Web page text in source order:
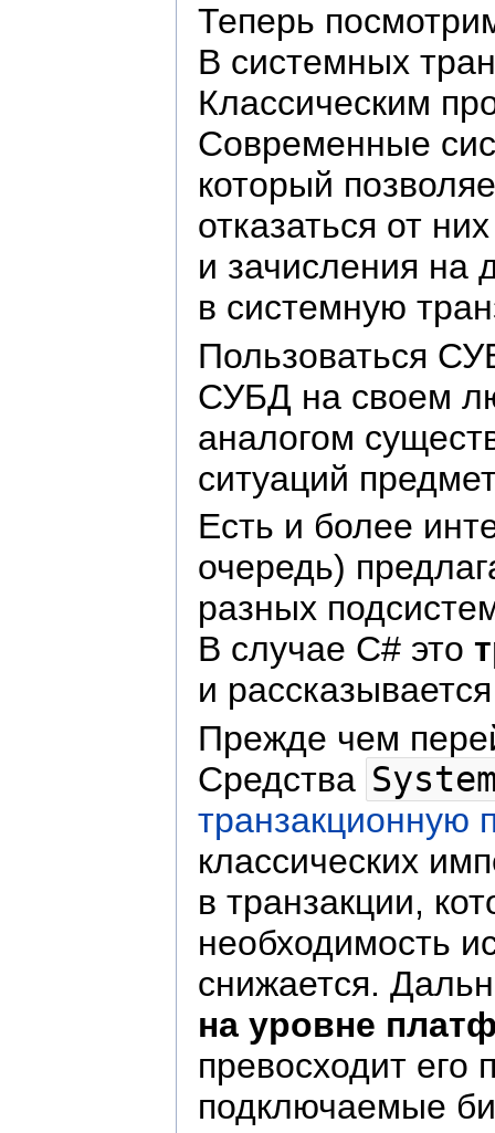
Теперь
В системных
Классическим
Современные
который
отказаться от
и зачисления на
в системную
Пользоваться
СУБД на своем
аналогом
ситуаций
Есть и более
очередь)
разных
В случае C# это
и
Прежде чем
Средства
транзакционную
классических
в транзакции,
необходимость
снижается.
на уровне
превосходит
подключаемые